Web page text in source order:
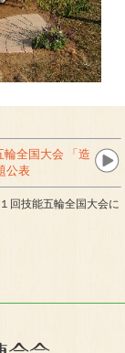
輪全国大会 「造
公表
回技能五輪全国大会に